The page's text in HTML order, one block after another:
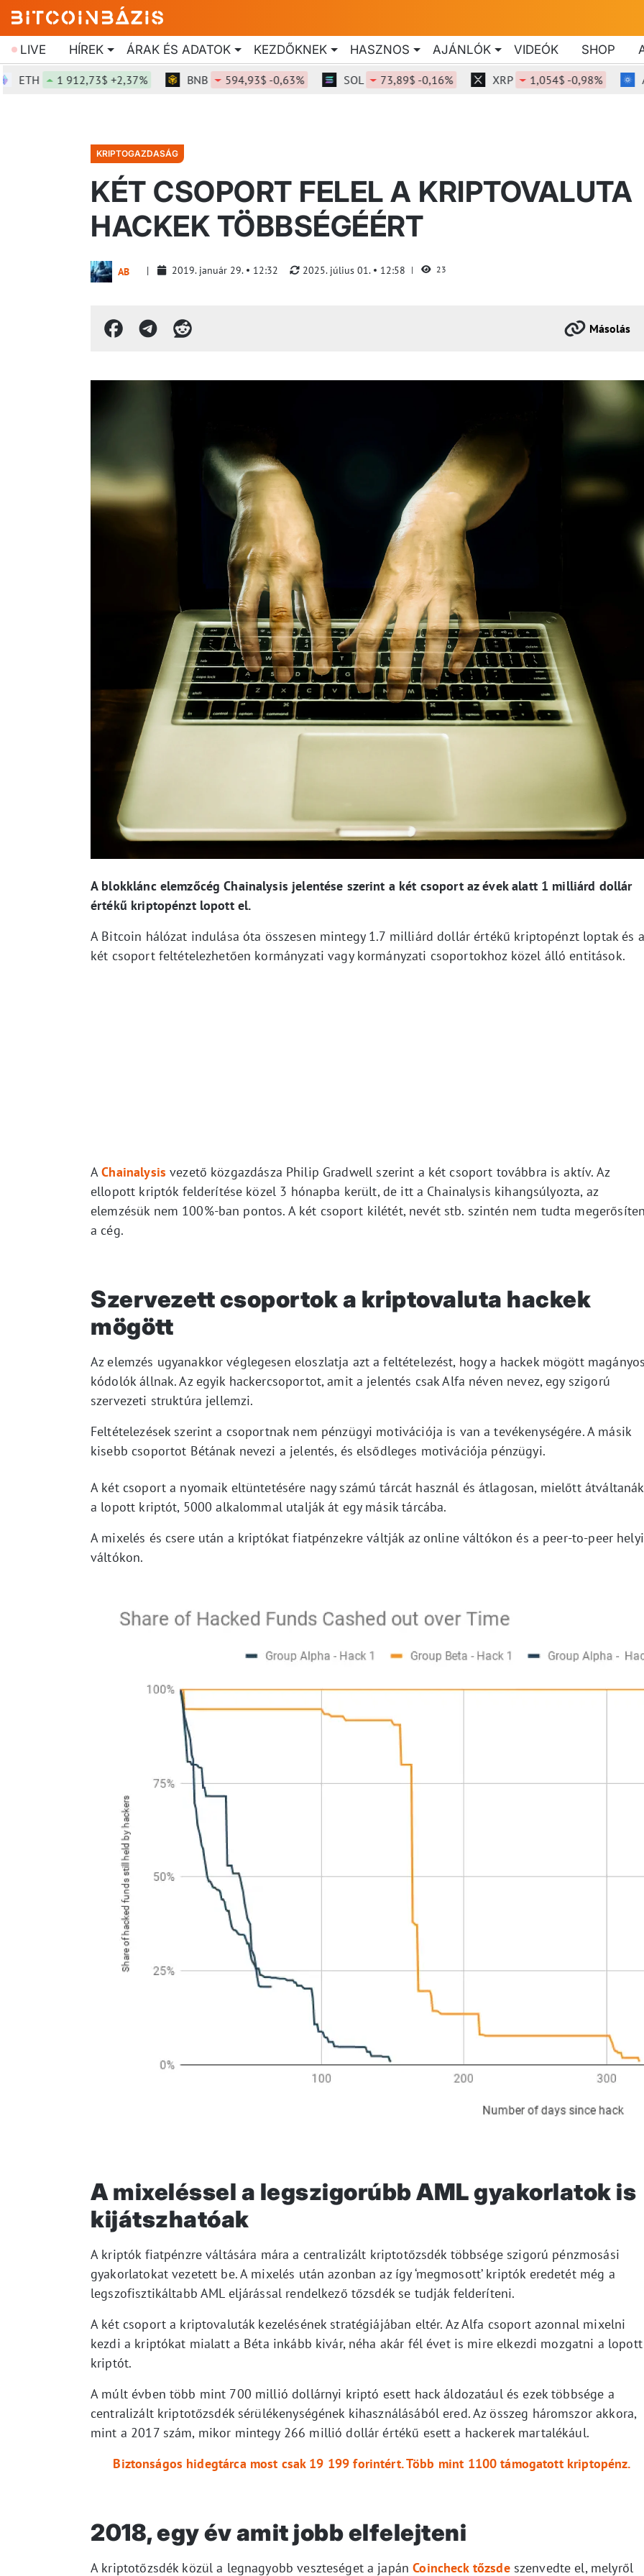
LIVE HÍREK ÁRAK ÉS ADATOK KEZDŐKNEK HASZNOS AJÁNLÓK VIDEÓK SHOP
1 912,73$ +2,37% BNB 594,93$ -0,63% SOL 73,89$ -0,16% XRP 1,054$ -0,98% ADA
KRIPTOGAZDASÁG
KÉT CSOPORT FELEL A KRIPTOVALUTA
HACKEK TÖBBSÉGÉÉRT
AB 2019. január 29. 12:32 2025. július 01. 12:58 23
Másolás
A blokklánc elemzőcég Chainalysis jelentése szerint a két csoport az évek alatt 1 milliárd dollár
értékű kriptopénzt lopott el.
A Bitcoin hálózat indulása óta összesen mintegy 1.7 milliárd dollár értékű kriptopénzt loptak és a
két csoport feltételezhetően kormányzati vagy kormányzati csoportokhoz közel álló entitások.
AChainalysis vezető közgazdásza Philip Gradwell szerint a két csoport továbbra is aktív. Az
ellopott kriptók felderítése közel 3 hónapba került, de itt a Chainalysis kihangsúlyozta, az
elemzésük nem 100%-ban pontos. A két csoport kilétét, nevét stb. szintén nem tudta
a cég.
Szervezett csoportok a kriptovaluta hackek
mögött
Az elemzés ugyanakkor véglegesen eloszlatja azt a feltételezést, hogy a hackek mögött
kódolók állnak. Az egyik hackercsoportot, amit a jelentés csak Alfa néven nevez, egy szigorú
szervezeti struktúra jellemzi.
Feltételezések szerint a csoportnak nem pénzügyi motivációja is van a tevékenységére. A másik
kisebb csoportot Bétának nevezi a jelentés, és elsődleges motivációja pénzügyi.
A két csoport a nyomaik eltüntetésére nagy számú tárcát használ és átlagosan, mielőtt átváltanák
a lopott kriptót, 5000 alkalommal utalják át egy másik tárcába.
A mixelés és csere után a kriptókat fiatpénzekre váltják az online váltókon és a peer-to-peer helyi
váltókon.
A mixeléssel a legszigorúbb AML gyakorlatok is
kijátszhatóak
A kriptók fiatpénzre váltására mára a centralizált kriptotőzsdék többsége szigorú pénzmosási
gyakorlatokat vezetett be. A mixelés után azonban az így ‘megmosott’ kriptók eredetét még a
legszofisztikáltabb AML eljárással rendelkező tőzsdék se tudják felderíteni.
A két csoport a kriptovaluták kezelésének stratégiájában eltér. Az Alfa csoport azonnal mixelni
kezdi a kriptókat mialatt a Béta inkább kivár, néha akár fél évet is mire elkezdi mozgatni a lopott
kriptót.
A múlt évben több mint 700 millió dollárnyi kriptó esett hack áldozatául és ezek többsége a
centralizált kriptotőzsdék sérülékenységének kihasználásából ered. Az összeg háromszor akkora,
mint a 2017 szám, mikor mintegy 266 millió dollár értékű esett a hackerek martalékául.
Biztonságos hidegtárca most csak 19 199 forintért. Több mint 1100 támogatott kriptopénz.
2018, egy év amit jobb elfelejteni
A kriptotőzsdék közül a legnagyobb veszteséget a japánCoincheck tőzsde szenvedte el, melyről